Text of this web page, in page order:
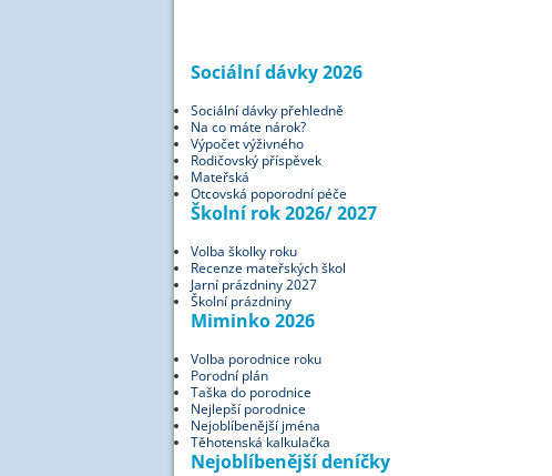
Sociální dávky 2026
Sociální dávky přehledně
Na co máte nárok?
Výpočet výživného
Rodičovský příspěvek
Mateřská
Otcovská poporodní péče
Školní rok 2026/ 2027
Volba školky roku
Recenze mateřských škol
Jarní prázdniny 2027
Školní prázdniny
Miminko 2026
Volba porodnice roku
Porodní plán
Taška do porodnice
Nejlepší porodnice
Nejoblíbenější jména
Těhotenská kalkulačka
Nejoblíbenější deníčky